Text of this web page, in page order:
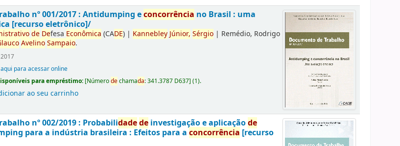
nº 001/2017 : Antidumping econcorrência no Brasil : uma
[recurso eletrônico]/
de Defesa Econômica (CADE) | KannebleyJúnior, Sérgio | Remédio, Rodrigo
AvelinoSampaio.
para acessar online
para empréstimo: [Númerodechamada:341.3787 D637](1).
ao seu carrinho
nº 002/2019 : Probabilidadede investigação e aplicaçãode
para a indústria brasileira : Efeitos para aconcorrência [recurso